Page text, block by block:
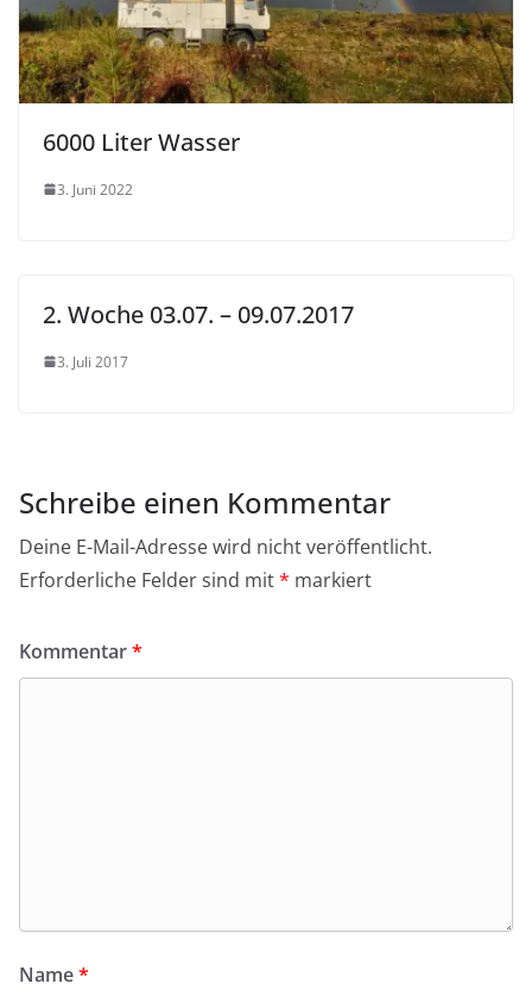
6000 Liter Wasser
3. Juni 2022
2. Woche 03.07. – 09.07.2017
3. Juli 2017
Schreibe einen Kommentar
Deine E-Mail-Adresse wird nicht veröffentlicht.
Erforderliche Felder sind mit* markiert
Kommentar*
Name*